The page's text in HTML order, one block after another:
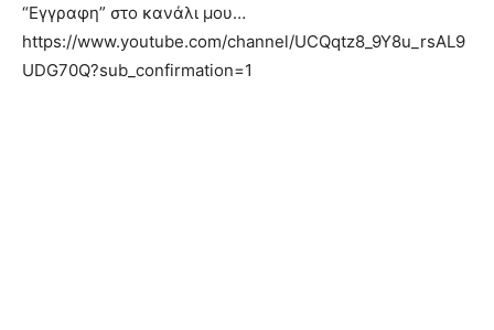
“Εγγραφη” στο κανάλι μου…
https://www.youtube.com/channel/UCQqtz8_9Y8u_rsAL9
UDG70Q?sub_confirmation=1